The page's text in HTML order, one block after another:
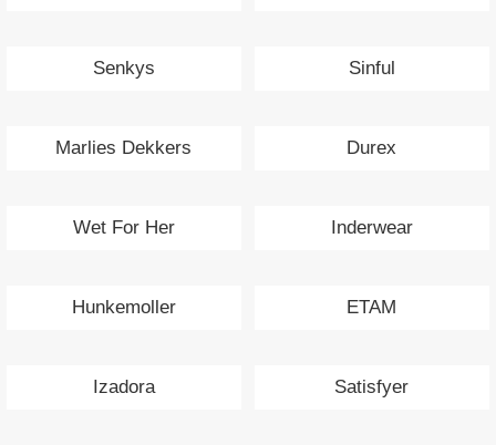
Senkys Sinful
Marlies Dekkers Durex
Wet For Her Inderwear
Hunkemoller ETAM
Izadora Satisfyer